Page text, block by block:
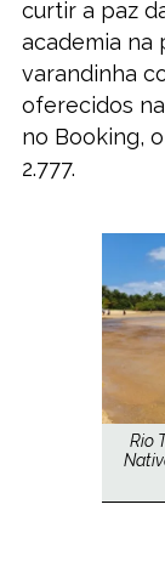
curtir a paz
academia na
varandinha
oferecidos
no Booking,
2.777.
Rio